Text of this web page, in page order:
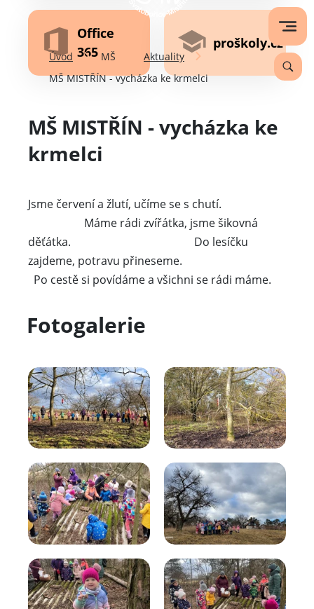
Office
365
proškoly.cz
Úvod MŠ
Aktuality
MŠ MISTŘÍN - vycházka ke krmelci
MŠ MISTŘÍN - vycházka ke
krmelci
Jsme červení a žlutí, učíme se s chutí.
Máme rádi zvířátka, jsme šikovná
děťátka. Do lesíčku
zajdeme, potravu přineseme.
Po cestě si povídáme a všichni se rádi máme.
Fotogalerie